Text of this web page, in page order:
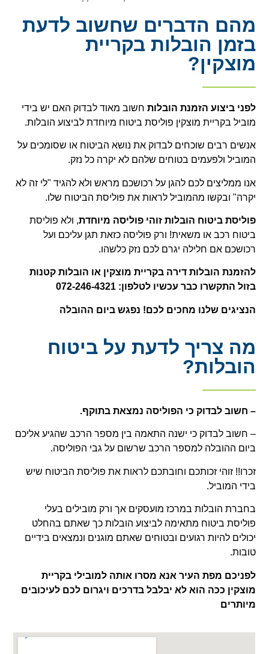
מהם הדברים שחשוב לדעת
בזמן הובלות בקריית
מוצקין?
לפני ביצוע הזמנת הובלות חשוב מאוד לבדוק האם יש בידי
מוביל בקריית מוצקין פוליסת ביטוח מיוחדת לביצוע הובלות.
אנשים רבים שוכחים לבדוק את נושא הביטוח או שסומכים על
המוביל ולפעמים בטוחים שלהם לא יקרה כל נזק.
אנו ממליצים לכם להגן על רכושכם מראש ולא להגיד "לי זה לא
יקרה" ובקשו מהמוביל לראות את פוליסת הביטוח שלו.
פוליסת ביטוח הובלות זוהי פוליסה מיוחדת, ולא פוליסת
ביטוח רכב או משאית! ורק פוליסה כזאת תגן עליכם ועל
רכושכם אם חלילה יגרם לכם נזק כלשהו.
להזמנת הובלות דירה בקריית מוצקין או הובלות קטנות
בזול התקשרו כבר עכשיו לטלפון: 072-246-4321
הנציגים שלנו מחכים לכם! נפגש ביום ההובלה
מה צריך לדעת על ביטוח
הובלות?
– חשוב לבדוק כי הפוליסה נמצאת בתוקף.
– חשוב לבדוק כי ישנה התאמה בין מספר הרכב שהגיע אליכם
ביום ההובלה למספר הרכב שרשום על גבי הפוליסה.
זכרו!! זוהי זכותכם וחובתכם לראות את פוליסת הביטוח שיש
בידי המוביל.
בחברת הובלות במרכז מועסקים אך ורק מובילים בעלי
פוליסת ביטוח מתאימה לביצוע הובלות כך שאתם בהחלט
יכולים להיות רגועים ובטוחים שאתם מוגנים ונמצאים בידיים
טובות.
לפניכם מפת העיר אנא מסרו אותה למובילי בקריית
מוצקין ככה הוא לא יבלבל בדרכים ויגרום לכם לעיכובים
מיותרים